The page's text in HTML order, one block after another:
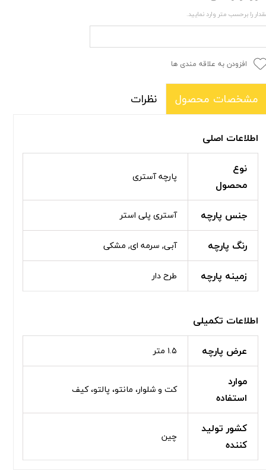
را برحسب متر وارد نمایید.
افزودن به علاقه مندی ها
مشخصات محصول نظرات
اطلاعات اصلی
نوع
محصول
پارچه آستری
جنس پارچه آستری پلی استر
رنگ پارچه آبی, سرمه ای, مشکی
زمینه پارچه طرح دار
اطلاعات تکمیلی
عرض پارچه
۱.۵ متر
موارد
استفاده
کت و شلوار، مانتو، پالتو، کیف
کشور تولید
کننده
چین